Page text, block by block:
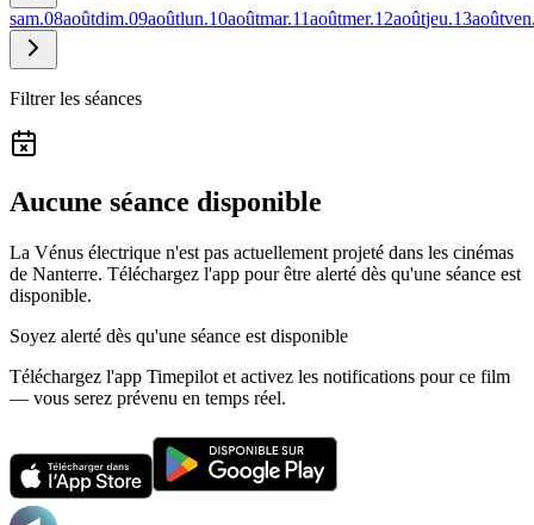
sam.08aoûtdim.09aoûtlun.10aoûtmar.11aoûtmer.12aoûtjeu.13août
Filtrer les séances
Aucune séance disponible
La Vénus électrique n'est pas actuellement projeté dans les cinémas
de Nanterre. Téléchargez l'app pour être alerté dès qu'une séance est
disponible.
Soyez alerté dès qu'une séance est disponible
Téléchargez l'app Timepilot et activez les notifications pour ce film
— vous serez prévenu en temps réel.